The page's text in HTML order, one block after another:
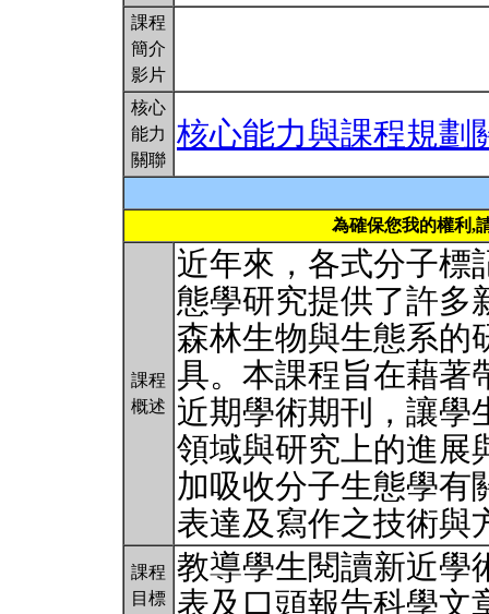
課程
簡介
影片
核心
能力
關聯
核心能力與課程規劃
為確保您我的權利,
課程
概述
近年來，各式分子標
態學研究提供了許多
森林生物與生態系的
具。本課程旨在藉著
近期學術期刊，讓學
領域與研究上的進展
加吸收分子生態學有
表達及寫作之技術與
課程
目標
教導學生閱讀新近學
表及口頭報告科學文